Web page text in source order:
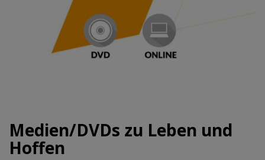
Medien/DVDs zu Leben und
Hoffen